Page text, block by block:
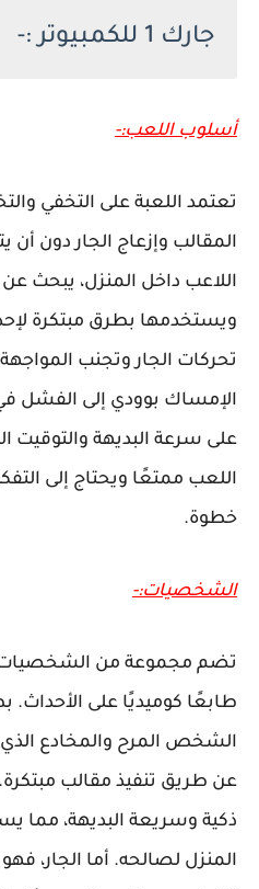
جارك 1 للكمبيوتر :-
أسلوب اللعب:-
تعتمد اللعبة على التخفي
المقالب وإزعاج الجار دون
اللاعب داخل المنزل، يبحث
ويستخدمها بطرق مبتكرة
تحركات الجار وتجنب
الإمساك بوودي إلى الفشل
على سرعة البديهة
اللعب ممتعًا ويحتاج إلى
خطوة.
الشخصيات:-
تضم مجموعة من الشخصيات
طابعًا كوميديًا على
الشخص المرح والمخادع
عن طريق تنفيذ مقالب
ذكية وسريعة البديهة، مما
المنزل لصالحه. أما